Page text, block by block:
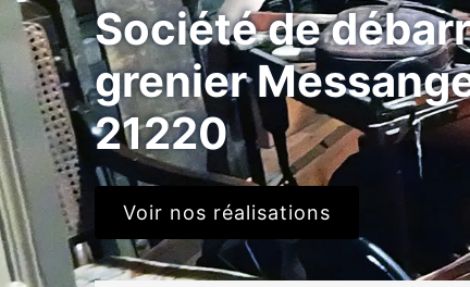
Société de
grenier
21220
Voir nos réalisations